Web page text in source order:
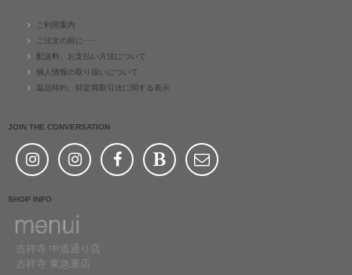
ご利用案内
ご注文の前に･･･
配送料、お支払い方法について
個人情報の取り扱いについて
返品特約、特定商取引法に関する表示
JOIN THE CONVERSATION
SHOP INFO
吉祥寺 中道通り店
吉祥寺 東急裏店